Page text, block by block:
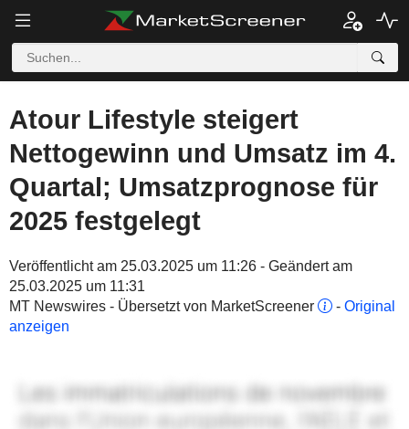
Atour Lifestyle steigert
Nettogewinn und Umsatz im 4.
Quartal; Umsatzprognose für
2025 festgelegt
Veröffentlicht am 25.03.2025 um 11:26 - Geändert am
25.03.2025 um 11:31
MT Newswires - Übersetzt von MarketScreener
- Original
anzeigen